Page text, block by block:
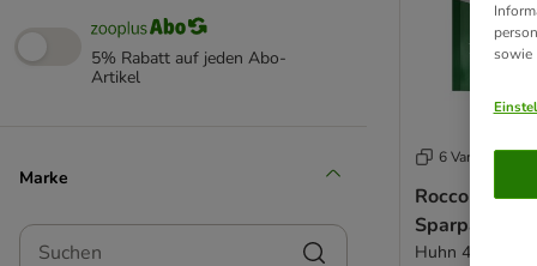
Weiche Hundeleckerli
Zahnpflege Sticks
vom Fisch
vom Schwein
vom Strauß
5% Rabatt auf jeden Abo-
Artikel
Marke
Suchen
6 Varianten
Rocco
Sparpaket %
Huhn 4 x 150 g
sowie